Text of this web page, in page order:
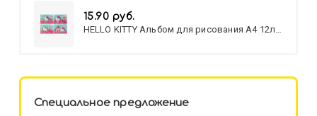
15.90 руб.
HELLO KITTY Альбом для рисования А4 12л.
Специальное предложение